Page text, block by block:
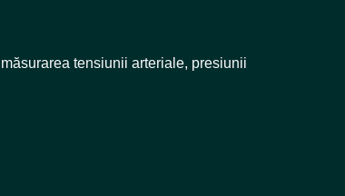
tensiunii arteriale, presiunii